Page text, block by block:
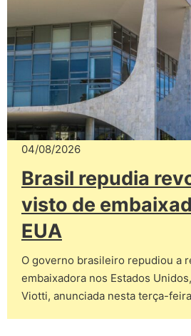
04/08/2026
Brasil repudia
visto de
EUA
O governo brasileiro repudiou a
embaixadora nos Estados
Viotti, anunciada nesta terça-